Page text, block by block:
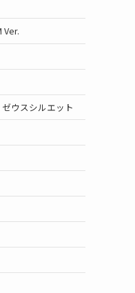
Ver.
ウスシルエット